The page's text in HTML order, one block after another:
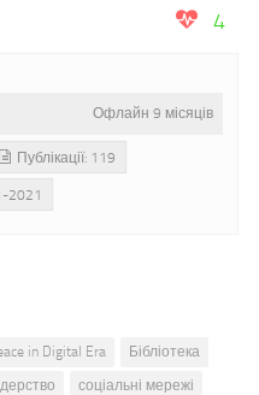
4
Офлайн 9 місяців
Публікації: 119
2021
in Digital Era
Бібліотека
соціальні мережі